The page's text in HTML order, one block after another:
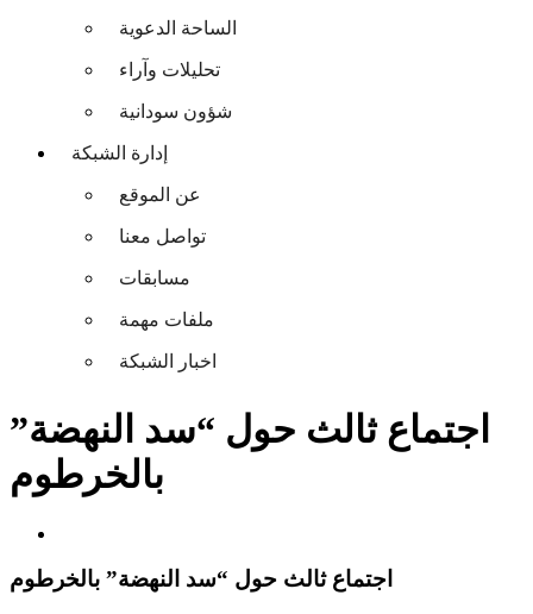
الساحة الدعوية
تحليلات وآراء
شؤون سودانية
إدارة الشبكة
عن الموقع
تواصل معنا
مسابقات
ملفات مهمة
اخبار الشبكة
اجتماع ثالث حول “سد النهضة”
بالخرطوم
اجتماع ثالث حول “سد النهضة” بالخرطوم